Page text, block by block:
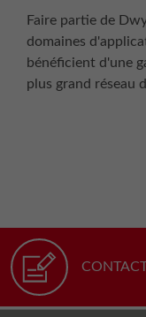
Faire partie de
domaines
bénéficient d'une
plus grand réseau